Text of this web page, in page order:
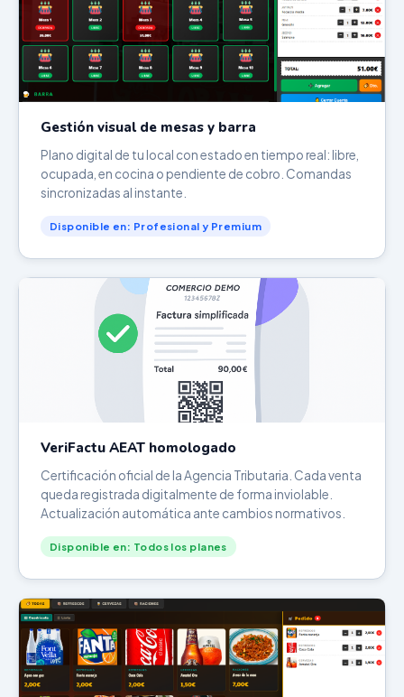
Gestión visual de mesas y barra
Plano digital de tu local con estado en tiempo real: libre,
ocupada, en cocina o pendiente de cobro. Comandas
sincronizadas al instante.
Disponible en: Profesional y Premium
VeriFactu AEAT homologado
Certificación oficial de la Agencia Tributaria. Cada venta
queda registrada digitalmente de forma inviolable.
Actualización automática ante cambios normativos.
Disponible en: Todos los planes